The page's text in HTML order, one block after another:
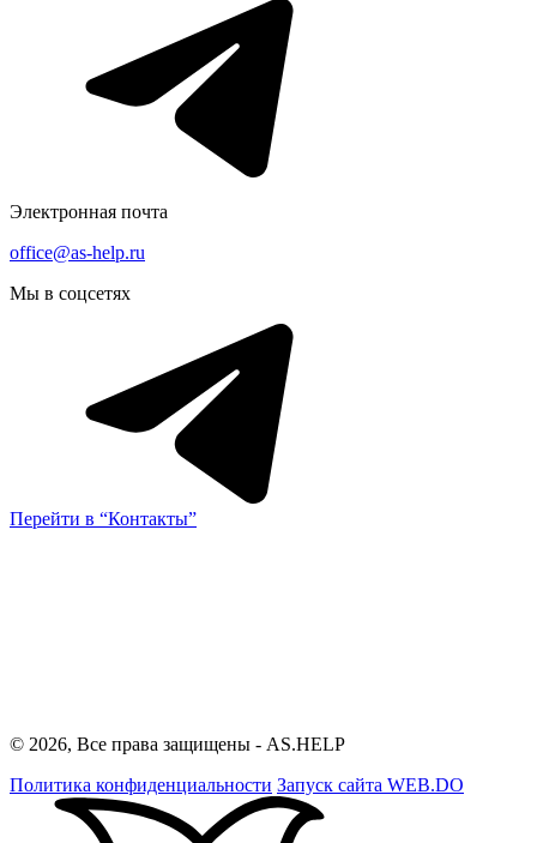
Электронная почта
office@as-help.ru
Мы в соцсетях
Перейти в “Контакты”
© 2026, Все права защищены - AS.HELP
Политика конфиденциальности Запуск сайта WEB.DO